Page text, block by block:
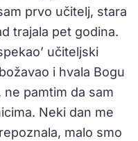
prvo učitelj, stara
trajala pet godina.
učiteljski
i hvala Bogu
pamtim da sam
Neki dan me
malo smo